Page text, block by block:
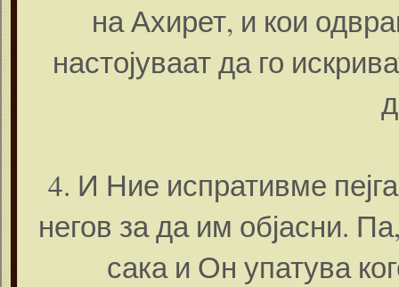
на Ахирет, и кои
настојуваат да го
4. И Ние испративме
негов за да им објасни.
сака и Он упатува